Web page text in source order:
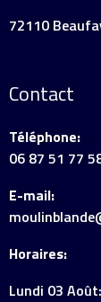
72110
Contact
Téléphone:
06 87 51 77
E-mail:
Horaires:
Lundi 03